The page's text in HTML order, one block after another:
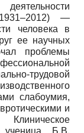
—
человека в
ее научных
проблемы
трудовой
слабоумия,
и
ученица Б.В.